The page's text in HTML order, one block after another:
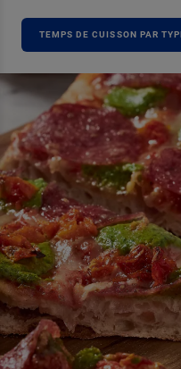
TEMPS DE CUISSON PAR